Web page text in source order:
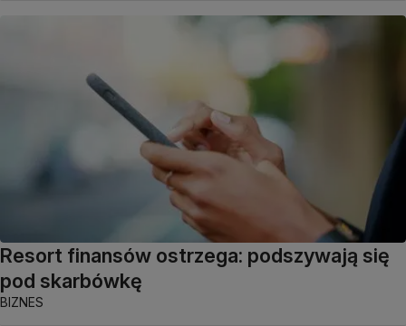
Resort finansów ostrzega: podszywają się
pod skarbówkę
BIZNES